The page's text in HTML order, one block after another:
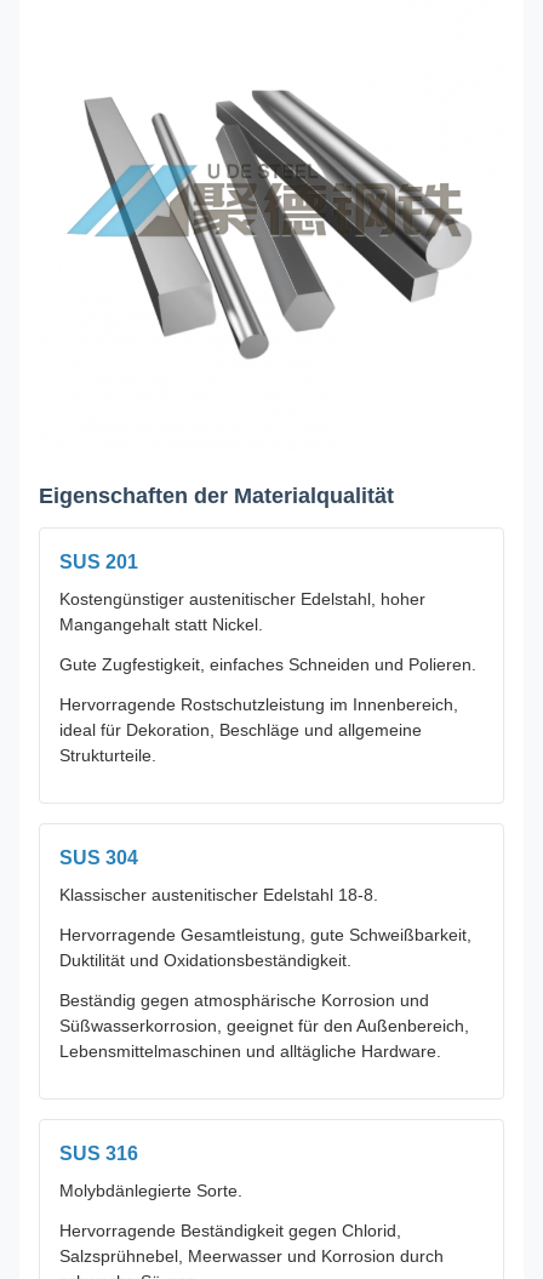
Eigenschaften der Materialqualität
SUS 201
Kostengünstiger austenitischer Edelstahl, hoher
Mangangehalt statt Nickel.
Gute Zugfestigkeit, einfaches Schneiden und Polieren.
Hervorragende Rostschutzleistung im Innenbereich,
ideal für Dekoration, Beschläge und allgemeine
Strukturteile.
SUS 304
Klassischer austenitischer Edelstahl 18-8.
Hervorragende Gesamtleistung, gute Schweißbarkeit,
Duktilität und Oxidationsbeständigkeit.
Beständig gegen atmosphärische Korrosion und
Süßwasserkorrosion, geeignet für den Außenbereich,
Lebensmittelmaschinen und alltägliche Hardware.
SUS 316
Molybdänlegierte Sorte.
Hervorragende Beständigkeit gegen Chlorid,
Salzsprühnebel, Meerwasser und Korrosion durch